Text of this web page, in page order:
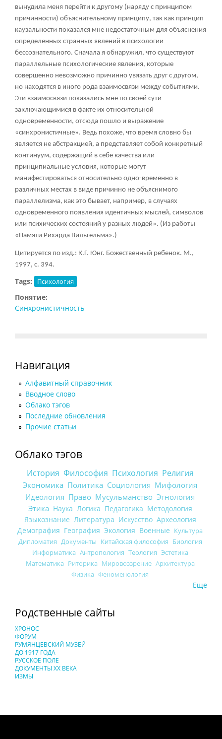
вынудила меня перейти к другому (наряду с принципом
причинности) объяснительному принципу, так как принцип
каузальности показался мне недостаточным для объяснения
определенных странных явлений в психологии
бессознательного. Сначала я обнаружил, что существуют
параллельные психологические явления, которые
совершенно невозможно причинно увязать друг с другом,
но находятся в иного рода взаимосвязи между событиями.
Эти взаимосвязи показались мне по своей сути
заключающимися в факте их относительной
одновременности, отсюда пошло и выражение
«синхронистичные». Ведь похоже, что время словно бы
является не абстракцией, а представляет собой конкретный
континуум, содержащий в себе качества или
принципиальные условия, которые могут
манифестироваться относительно одно-временно в
различных местах в виде причинно не объяснимого
параллелизма, как это бывает, например, в случаях
одновременного появления идентичных мыслей, символов
или психических состояний у разных людей». (Из работы
«Памяти Рихарда Вильгельма».)
Цитируется по изд.: К.Г. Юнг. Божественный ребенок. М.,
1997, с. 394.
Tags: Психология
Понятие:
Синхронистичность
Навигация
Алфавитный справочник
Вводное слово
Облако тэгов
Последние обновления
Прочие статьи
Облако тэгов
История Философия Психология Религия
Экономика Политика Социология Мифология
Идеология Право Мусульманство Этнология
Этика Наука Логика Педагогика Методология
Языкознание Литература Искусство Археология
Демография География Экология Военные Культура
Дипломатия Документы Китайская философия Биология
Информатика Антропология Теология Эстетика
Математика Риторика Мировоззрение Архитектура
Физика Феноменология
Еще
Родственные сайты
ХРОНОС
ФОРУМ
РУМЯНЦЕВСКИЙ МУЗЕЙ
ДО 1917 ГОДА
РУССКОЕ ПОЛЕ
ДОКУМЕНТЫ XX ВЕКА
ИЗМЫ